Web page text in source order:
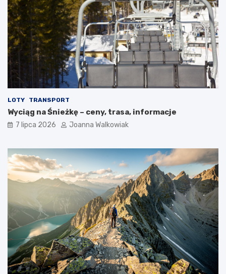
LOTY TRANSPORT
Wyciąg na Śnieżkę – ceny, trasa, informacje
7 lipca 2026 Joanna Walkowiak